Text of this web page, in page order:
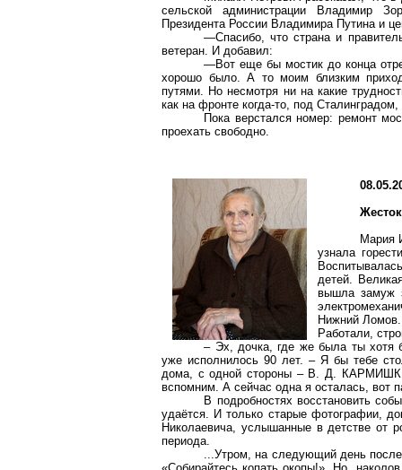
сельской администрации Владимир
Президента России Владимира Путина и
—Спасибо, что страна и
ветеран. И добавил:
—Вот еще бы мостик до конца
хорошо было. А то моим близким
путями. Но несмотря ни на какие
как на фронте когда-то, под
Пока верстался номер: ремонт
проехать свободно.
Мария
узнала
детей.
вышла замуж
Нижний
Работали,
– Эх, дочка, где же была ты хотя
уже исполнилось 90 лет. – Я бы тебе
дома, с одной стороны – В. Д.
вспомним. А сейчас одна я осталась, вот
В подробностях восстановить
удаётся. И только старые фотографии,
Николаевича, услышанные в детстве от
периода.
...Утром, на следующий день